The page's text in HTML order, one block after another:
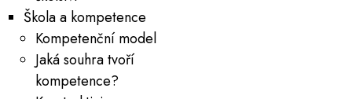
Škola a kompetence
Kompetenční model
Jaká souhra tvoří
kompetence?